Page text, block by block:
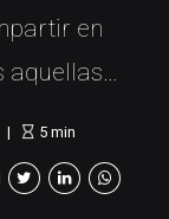
en
aquellas
los lazos
vivido, y
5min